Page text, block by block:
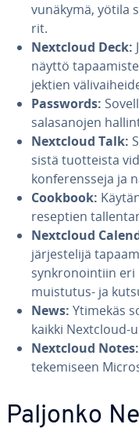
vu­nä­ky­mä, yötila
rit.
Nextcloud Deck:
näyttö
jek­tien
Passwords:
sa­la­sa­no­jen
Nextcloud Talk:
sis­tä tuot­teis­ta
kon­fe­rens­se­ja ja
Cookbook:
reseptien
Nextcloud
jär­jes­te­li­jä
synk­ro­noin­tiin eri
muistutus- ja
News: Ytimekäs
kaikki Nextcloud-
Nextcloud Notes:
te­ke­mi­seen
Paljonko